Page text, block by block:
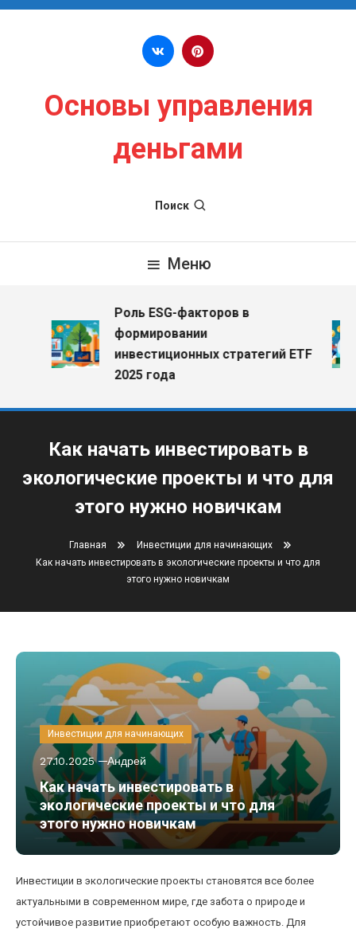
Перейти к содержимому
Основы управления
деньгами
Поиск
Меню
Роль ESG-факторов в
формировании
инвестиционных стратегий ETF
2025 года
Как начать инвестировать в
экологические проекты и что для
этого нужно новичкам
Главная
Инвестиции для начинающих
Как начать инвестировать в экологические проекты и что для
этого нужно новичкам
Инвестиции для начинающих
27.10.2025 Андрей
Как начать инвестировать в
экологические проекты и что для
этого нужно новичкам
Инвестиции в экологические проекты становятся все более
актуальными в современном мире, где забота о природе и
устойчивое развитие приобретают особую важность. Для